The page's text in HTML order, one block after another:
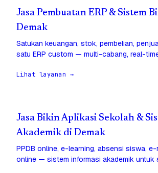
Jasa Pembuatan ERP & Sistem
Demak
Satukan keuangan, stok, pembelian,
satu ERP custom — multi-cabang, real-
Lihat layanan →
Jasa Bikin Aplikasi Sekolah &
Akademik di Demak
PPDB online, e-learning, absensi siswa, e-
online — sistem informasi akademik untuk